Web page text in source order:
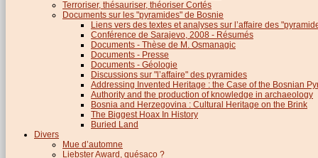
Terroriser, thésauriser, théoriser Cortés
Documents sur les "pyramides" de Bosnie
Liens vers des textes et analyses sur l’affaire des
Conférence de Sarajevo, 2008 - Résumés
Documents - Thèse de M. Osmanagic
Documents - Presse
Documents - Géologie
Discussions sur "l’affaire" des pyramides
Addressing Invented Heritage : the Case of the Bosnian
Authority and the production of knowledge in archaeology
Bosnia and Herzegovina : Cultural Heritage on the Brink
The Biggest Hoax In History
Buried Land
Divers
Mue d’automne
Liebster Award, quésaco ?